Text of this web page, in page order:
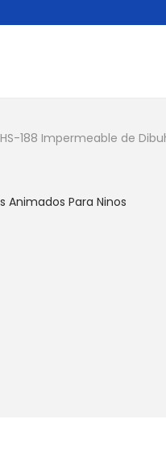
HS-188 Impermeable de